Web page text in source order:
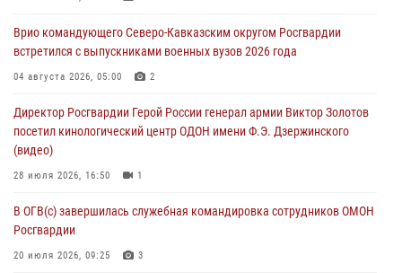
угрожавшего подростку травматическим пистолетом
06 августа 2026, 11:33
крупная нарколаборатория
Врио командующего Северо-Кавказским округом Росгвардии
встретился с выпускниками военных вузов 2026 года
04 августа 2026, 05:00 2
Директор Росгвардии Герой России генерал армии Виктор Золотов
посетил кинологический центр ОДОН имени Ф.Э. Дзержинского
(видео)
28 июля 2026, 16:50 1
В ОГВ(с) завершилась служебная командировка сотрудников ОМОН
Росгвардии
20 июля 2026, 09:25 3